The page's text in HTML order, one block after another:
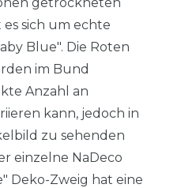
sich um echte
Blue". Die Roten
im Bund
Anzahl an
kann, jedoch in
zu sehenden
einzelne NaDeco
Deko-Zweig hat eine